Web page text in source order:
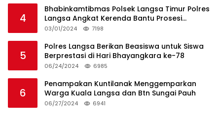
4
Bhabinkamtibmas Polsek Langsa Timur Polres
Langsa Angkat Kerenda Bantu Prosesi
Pemakaman Warga
03/01/2024 7198
5
Polres Langsa Berikan Beasiswa untuk Siswa
Berprestasi di Hari Bhayangkara ke-78
06/24/2024 6985
6
Penampakan Kuntilanak Menggemparkan
Warga Kuala Langsa dan Btn Sungai Pauh
06/27/2024 6941